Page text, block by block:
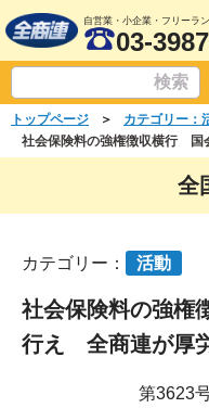
自営業・小企業・フリーラ
03-
トップページ ＞ カテゴリー：
全
カテゴリー： 活動
社会保険料の強
行え 全商連が厚
第3623